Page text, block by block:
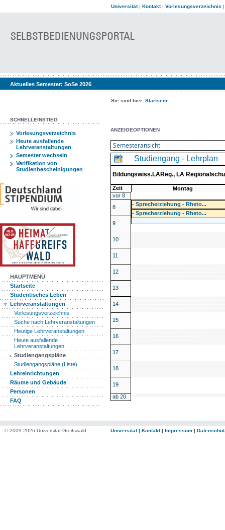
Universität| Kontakt| Vorlesungsverzeichnis
Aktuelles Semester: SoSe 2026
Sie sind hier: Startseite
SCHNELLEINSTIEG
Vorlesungsverzeichnis
Heute ausfallende
Lehrveranstaltungen
Semester wechseln
Verifikation von
Studienbescheinigungen
HAUPTMENÜ
Startseite
Studentisches Leben
Lehrveranstaltungen
Vorlesungsverzeichnis
Suche nach Lehrveranstaltungen
Heutige Lehrveranstaltungen
Heute ausfallende
Lehrveranstaltungen
Studiengangspläne
Studiengangspläne (Liste)
Lehreinrichtungen
Räume und Gebäude
Personen
FAQ
ANZEIGEOPTIONEN
Studiengang - Lehrplan
Bildungswiss.LAReg., LA
Zeit
Montag
vor 8
8
- Sprecherziehung - Rheto...
- Sprecherziehung - Rheto...
9
10
11
12
13
14
15
16
17
18
19
ab 20
© 2009-2026 Universität Greifswald Universität| Kontakt| Impressum |